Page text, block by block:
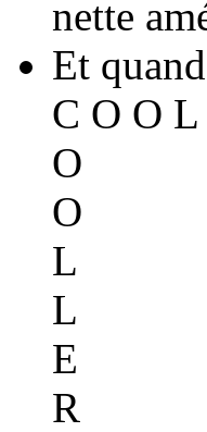
nette
Et
C O O
O
O
L
L
E
R